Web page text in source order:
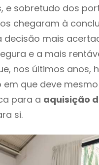
e sobretudo dos
chegaram à
decisão mais
e a mais
nos últimos anos,
em que deve
para a aquisição
si.